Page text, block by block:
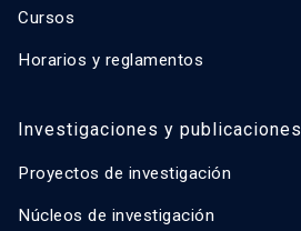
Cursos
Horarios y reglamentos
Investigaciones y publicaciones
Proyectos de investigación
Núcleos de investigación